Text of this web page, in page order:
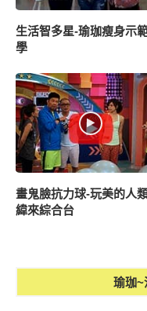
生活智多星-瑜珈瘦身示
學
畫鬼臉抗力球-玩美的人
緯來綜合台
瑜珈~